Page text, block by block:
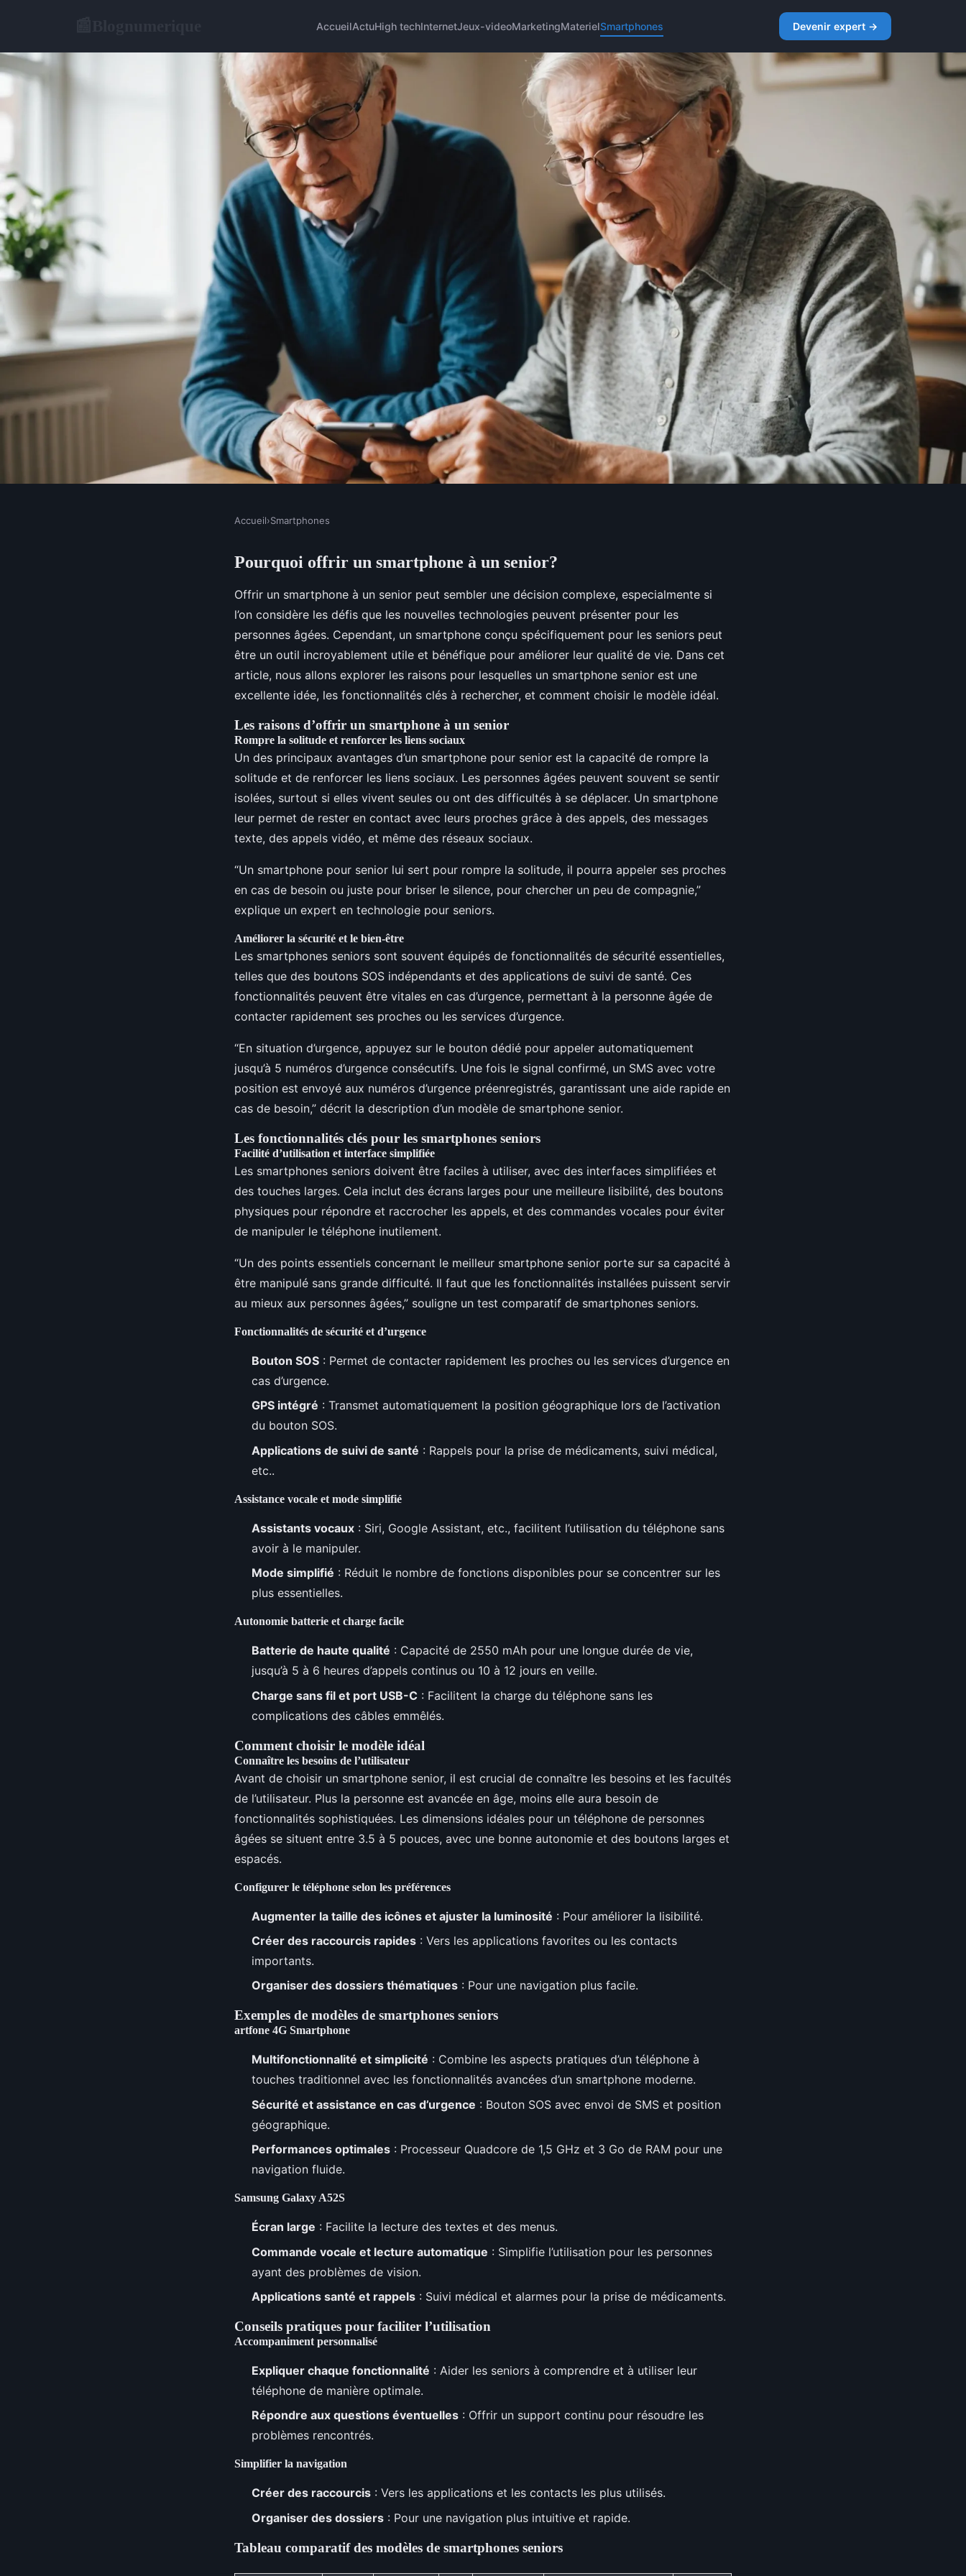
AccueilActuHigh techInternetJeux-videoMarketingMaterielSmartphones Devenir expert →
Pourquoi offrir un smartphone à un
Accueil›Smartphones
Pourquoi offrir un smartphone à un senior?
Offrir un smartphone à un senior peut sembler une décision complexe, especialmente si
l’on considère les défis que les nouvelles technologies peuvent présenter pour les
personnes âgées. Cependant, un smartphone conçu spécifiquement pour les seniors peut
être un outil incroyablement utile et bénéfique pour améliorer leur qualité de vie. Dans cet
article, nous allons explorer les raisons pour lesquelles un smartphone senior est une
excellente idée, les fonctionnalités clés à rechercher, et comment choisir le modèle idéal.
Les raisons d’offrir un smartphone à un senior
Rompre la solitude et renforcer les liens sociaux
Un des principaux avantages d’un smartphone pour senior est la capacité de rompre la
solitude et de renforcer les liens sociaux. Les personnes âgées peuvent souvent se sentir
isolées, surtout si elles vivent seules ou ont des difficultés à se déplacer. Un smartphone
leur permet de rester en contact avec leurs proches grâce à des appels, des messages
texte, des appels vidéo, et même des réseaux sociaux.
“Un smartphone pour senior lui sert pour rompre la solitude, il pourra appeler ses proches
en cas de besoin ou juste pour briser le silence, pour chercher un peu de compagnie,”
explique un expert en technologie pour seniors.
Améliorer la sécurité et le bien-être
Les smartphones seniors sont souvent équipés de fonctionnalités de sécurité essentielles,
telles que des boutons SOS indépendants et des applications de suivi de santé. Ces
fonctionnalités peuvent être vitales en cas d’urgence, permettant à la personne âgée de
contacter rapidement ses proches ou les services d’urgence.
“En situation d’urgence, appuyez sur le bouton dédié pour appeler automatiquement
jusqu’à 5 numéros d’urgence consécutifs. Une fois le signal confirmé, un SMS avec votre
position est envoyé aux numéros d’urgence préenregistrés, garantissant une aide rapide en
cas de besoin,” décrit la description d’un modèle de smartphone senior.
Les fonctionnalités clés pour les smartphones seniors
Facilité d’utilisation et interface simplifiée
Les smartphones seniors doivent être faciles à utiliser, avec des interfaces simplifiées et
des touches larges. Cela inclut des écrans larges pour une meilleure lisibilité, des boutons
physiques pour répondre et raccrocher les appels, et des commandes vocales pour éviter
de manipuler le téléphone inutilement.
“Un des points essentiels concernant le meilleur smartphone senior porte sur sa capacité à
être manipulé sans grande difficulté. Il faut que les fonctionnalités installées puissent servir
au mieux aux personnes âgées,” souligne un test comparatif de smartphones seniors.
Fonctionnalités de sécurité et d’urgence
Bouton SOS : Permet de contacter rapidement les proches ou les services d’urgence en
cas d’urgence.
GPS intégré : Transmet automatiquement la position géographique lors de l’activation
du bouton SOS.
Applications de suivi de santé : Rappels pour la prise de médicaments, suivi médical,
etc..
Assistance vocale et mode simplifié
Assistants vocaux : Siri, Google Assistant, etc., facilitent l’utilisation du téléphone sans
avoir à le manipuler.
Mode simplifié : Réduit le nombre de fonctions disponibles pour se concentrer sur les
plus essentielles.
Autonomie batterie et charge facile
Batterie de haute qualité : Capacité de 2550 mAh pour une longue durée de vie,
jusqu’à 5 à 6 heures d’appels continus ou 10 à 12 jours en veille.
Charge sans fil et port USB-C : Facilitent la charge du téléphone sans les
complications des câbles emmêlés.
Comment choisir le modèle idéal
Connaître les besoins de l’utilisateur
Avant de choisir un smartphone senior, il est crucial de connaître les besoins et les facultés
de l’utilisateur. Plus la personne est avancée en âge, moins elle aura besoin de
fonctionnalités sophistiquées. Les dimensions idéales pour un téléphone de personnes
âgées se situent entre 3.5 à 5 pouces, avec une bonne autonomie et des boutons larges et
espacés.
Configurer le téléphone selon les préférences
Augmenter la taille des icônes et ajuster la luminosité : Pour améliorer la lisibilité.
Créer des raccourcis rapides : Vers les applications favorites ou les contacts
importants.
Organiser des dossiers thématiques : Pour une navigation plus facile.
Exemples de modèles de smartphones seniors
artfone 4G Smartphone
Multifonctionnalité et simplicité : Combine les aspects pratiques d’un téléphone à
touches traditionnel avec les fonctionnalités avancées d’un smartphone moderne.
Sécurité et assistance en cas d’urgence : Bouton SOS avec envoi de SMS et position
géographique.
Performances optimales : Processeur Quadcore de 1,5 GHz et 3 Go de RAM pour une
navigation fluide.
Samsung Galaxy A52S
Écran large : Facilite la lecture des textes et des menus.
Commande vocale et lecture automatique : Simplifie l’utilisation pour les personnes
ayant des problèmes de vision.
Applications santé et rappels : Suivi médical et alarmes pour la prise de médicaments.
Conseils pratiques pour faciliter l’utilisation
Accompaniment personnalisé
Expliquer chaque fonctionnalité : Aider les seniors à comprendre et à utiliser leur
téléphone de manière optimale.
Répondre aux questions éventuelles : Offrir un support continu pour résoudre les
problèmes rencontrés.
Simplifier la navigation
Créer des raccourcis : Vers les applications et les contacts les plus utilisés.
Organiser des dossiers : Pour une navigation plus intuitive et rapide.
Tableau comparatif des modèles de smartphones seniors